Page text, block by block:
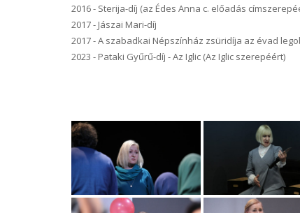
2016 - Sterija-díj (az Édes Anna c. előadás
2017 - Jászai Mari-díj
2017 - A szabadkai Népszínház zsüridíja az évad
2023 - Pataki Gyűrű-díj - Az Iglic (Az Iglic szerepéért)